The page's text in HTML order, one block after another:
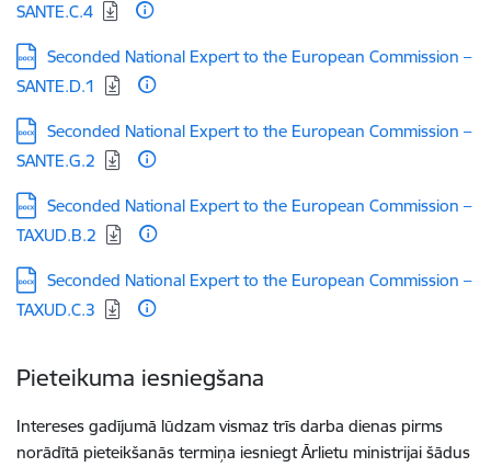
SANTE.C.4
Lejupielādēt:
Seconded National Expert to the European Commission –
SANTE.D.1
Lejupielādēt:
Seconded National Expert to the European Commission –
SANTE.G.2
Lejupielādēt:
Seconded National Expert to the European Commission –
TAXUD.B.2
Lejupielādēt:
Seconded National Expert to the European Commission –
TAXUD.C.3
Pieteikuma iesniegšana
Intereses gadījumā lūdzam vismaz trīs darba dienas pirms
norādītā pieteikšanās termiņa iesniegt Ārlietu ministrijai šādus